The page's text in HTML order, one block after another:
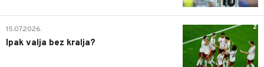
2
15.07.2026.
Ipak valja bez kralja?